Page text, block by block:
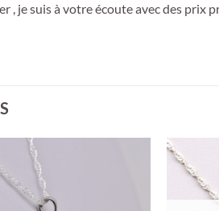
, je suis à votre écoute avec des prix